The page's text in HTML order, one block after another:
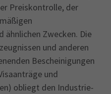
Preiskontrolle, der
ähnlichen Zwecken. Die
und anderen
Bescheinigungen
und
obliegt den Industrie-